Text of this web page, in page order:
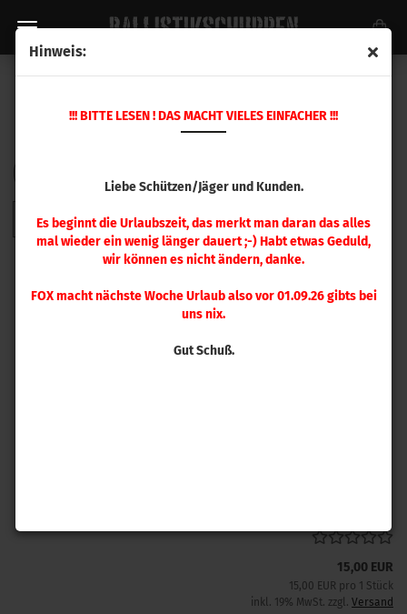
Hinweis:
!!! BITTE LESEN ! DAS MACHT VIELES EINFACHER !!!
Liebe Schützen/Jäger und Kunden.
Es beginnt die Urlaubszeit, das merkt man daran das alles
mal wieder ein wenig länger dauert ;-) Habt etwas Geduld,
wir können es nicht ändern, danke.
FOX macht nächste Woche Urlaub also vor 01.09.26 gibts bei
uns nix.
Gut Schuß.
15,00 EUR
15,00 EUR pro 1 Stück
inkl. 19% MwSt. zzgl. Versand